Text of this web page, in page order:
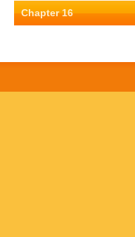
Chapter 16